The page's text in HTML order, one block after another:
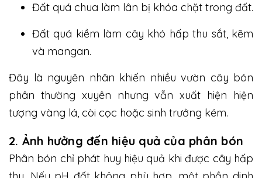
Đất quá chua làm lân bị khóa chặt trong đất.
Đất quá kiềm làm cây khó hấp thu sắt, kẽm
và mangan.
Đây là nguyên nhân khiến nhiều vườn cây bón
phân thường xuyên nhưng vẫn xuất hiện hiện
tượng vàng lá, còi cọc hoặc sinh trưởng kém.
2. Ảnh hưởng đến hiệu quả của phân bón
Phân bón chỉ phát huy hiệu quả khi được cây hấp